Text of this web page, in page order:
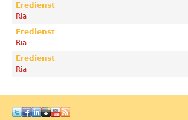
Eredienst
Ria
Eredienst
Ria
Eredienst
Ria